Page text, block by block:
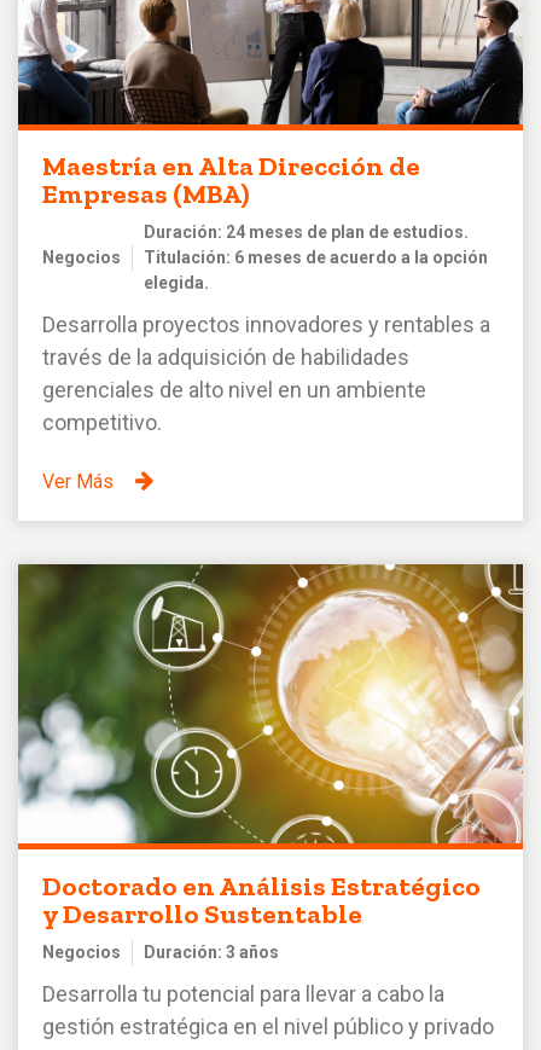
Maestría en Alta Dirección de
Empresas (MBA)
Negocios
Duración: 24 meses de plan de estudios.
Titulación: 6 meses de acuerdo a la opción
elegida.
Desarrolla proyectos innovadores y rentables a
través de la adquisición de habilidades
gerenciales de alto nivel en un ambiente
competitivo.
Ver Más
Doctorado en Análisis Estratégico
y Desarrollo Sustentable
Negocios Duración: 3 años
Desarrolla tu potencial para llevar a cabo la
gestión estratégica en el nivel público y privado